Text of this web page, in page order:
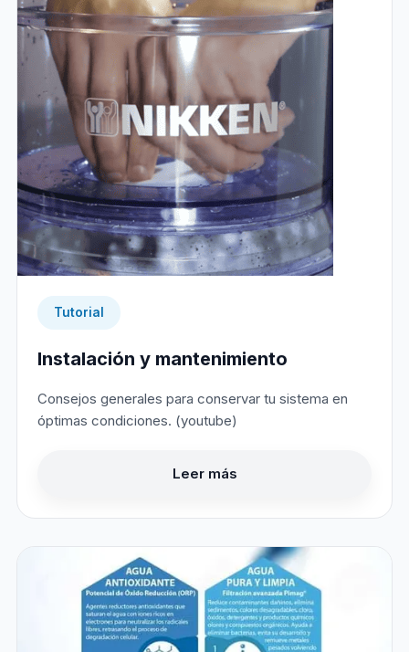
Tutorial
Instalación y mantenimiento
Consejos generales para conservar tu sistema en
óptimas condiciones. (youtube)
Leer más